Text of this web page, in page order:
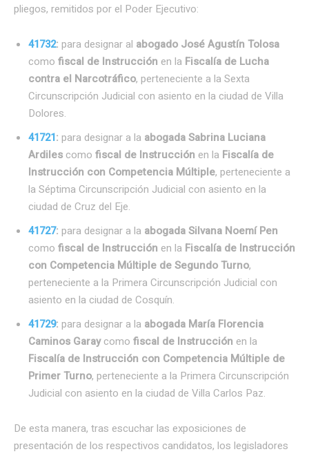
pliegos, remitidos por el Poder Ejecutivo:
41732: para designar al abogado José Agustín Tolosa
como fiscal de Instrucción en la Fiscalía de Lucha
contra el Narcotráfico, perteneciente a la Sexta
Circunscripción Judicial con asiento en la ciudad de Villa
Dolores.
41721: para designar a la abogada Sabrina Luciana
Ardiles como fiscal de Instrucción en la Fiscalía de
Instrucción con Competencia Múltiple, perteneciente a
la Séptima Circunscripción Judicial con asiento en la
ciudad de Cruz del Eje.
41727: para designar a la abogada Silvana Noemí Pen
como fiscal de Instrucción en la Fiscalía de Instrucción
con Competencia Múltiple de Segundo Turno,
perteneciente a la Primera Circunscripción Judicial con
asiento en la ciudad de Cosquín.
41729: para designar a la abogada María Florencia
Caminos Garaycomo fiscal de Instrucción en la
Fiscalía de Instrucción con Competencia Múltiple de
Primer Turno, perteneciente a la Primera Circunscripción
Judicial con asiento en la ciudad de Villa Carlos Paz.
De esta manera, tras escuchar las exposiciones de
presentación de los respectivos candidatos, los legisladores